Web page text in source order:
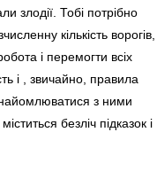
злодії. Тобі потрібно
кількість ворогів,
і перемогти всіх
і , звичайно, правила
з ними
безліч підказок і